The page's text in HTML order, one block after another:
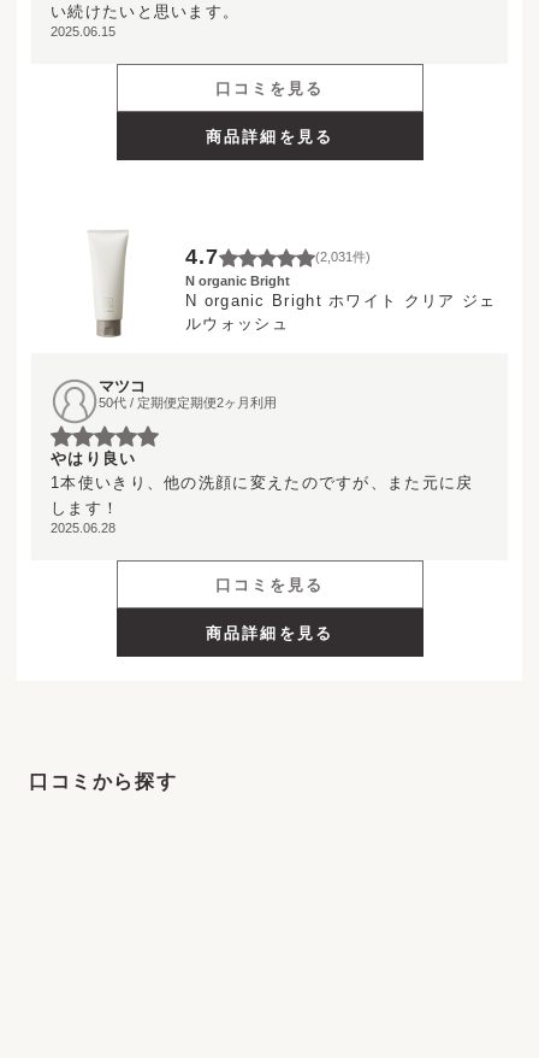
い続けたいと思います。
2025.06.15
口コミを見る
商品詳細を見る
4.7 (2,031件)
N organic Bright
N organic Bright ホワイト クリア ジェ
ルウォッシュ
マツコ
50代 / 定期便定期便2ヶ月利用
やはり良い
1本使いきり、他の洗顔に変えたのですが、また元に戻
します！
2025.06.28
口コミを見る
商品詳細を見る
口コミから探す